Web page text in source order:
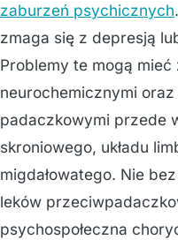
zaburzeń psychicznych
zmaga się z depresją
Problemy te mogą
neurochemicznymi oraz
padaczkowymi przede
skroniowego, układu
migdałowatego. Nie
leków
psychospołeczna